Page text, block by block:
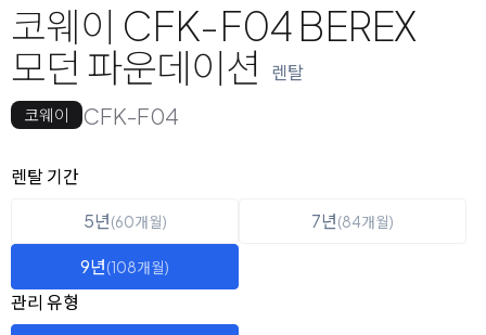
코웨이 CFK-F04 BEREX
모던 파운데이션
렌탈
코웨이 CFK-F04
옵션 선택
렌탈 선택
렌탈 기간
5년(60개월) 7년(84개월)
9년(108개월)
관리 유형